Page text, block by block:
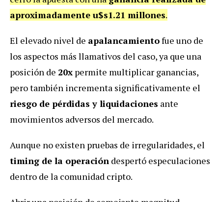
aproximadamente u$s1.21 millones.
El elevado nivel de apalancamientofue uno de
los aspectos más llamativos del caso, ya que una
posición de 20x permite multiplicar ganancias,
pero también incrementa significativamente el
riesgo de pérdidas y liquidaciones ante
movimientos adversos del mercado.
Aunque no existen pruebas de irregularidades, el
timing de la operación despertó especulaciones
dentro de la comunidad cripto.